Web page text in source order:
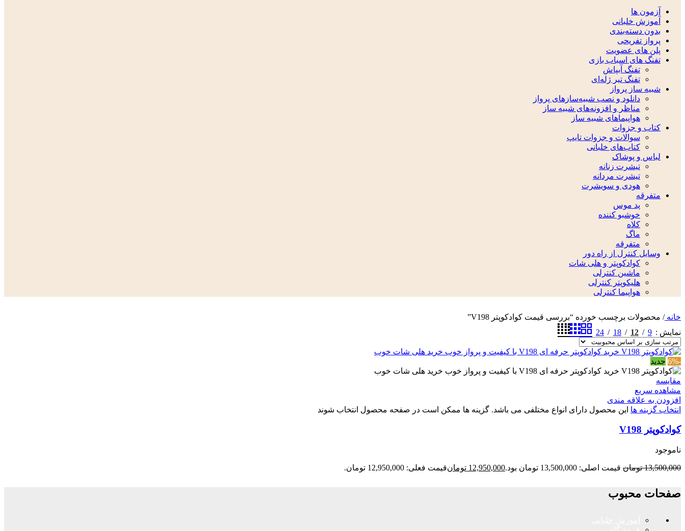
آزمون ها
آموزش خلبانی
بدون دسته‌بندی
پرواز تفریحی
پلن های عضویت
تفنگ های اسباب بازی
تفنگ آبپاش
تفنگ تیر ژله‌ای
شبیه ساز پرواز
دانلود و نصب شبیه‌سازهای پرواز
مناظر و افزونه‌های شبیه ساز
هواپیماهای شبیه ساز
کتاب و جزوات
سوالات و جزوات تایپ
کتاب‌های خلبانی
لباس و پوشاک
تیشرت زنانه
تیشرت مردانه
هودی و سویشرت
متفرقه
پد موس
خوشبو کننده
کلاه
ماگ
متفرقه
وسایل کنترل از راه دور
کوادکوپتر و هلی شات
ماشین کنترلی
هلیکوپتر کنترلی
هواپیما کنترلی
خانه/ محصولات برچسب خورده “بررسی قیمت کوادکوپتر V198”
نمایش
9
12
18
24
-6% جدید
مقایسه
مشاهده سریع
افزودن به علاقه مندی
انتخاب گزینه ها این محصول دارای انواع مختلفی می باشد. گزینه ها ممکن است در صفحه محصول انتخاب شوند
کوادکوپتر V198
ناموجود
13,500,000 تومان قیمت اصلی: 13,500,000 تومان بود. 12,950,000 تومانقیمت فعلی: 12,950,000 تومان.
صفحات محبوب